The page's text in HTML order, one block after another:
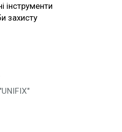
інструменти
захисту